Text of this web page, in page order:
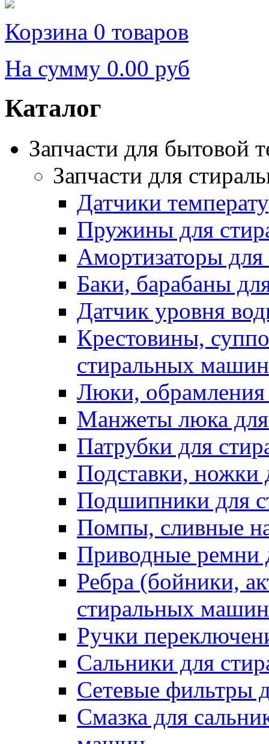
Корзина 0 товаров
На сумму 0.00 руб
Каталог
Запчасти для бытовой
Запчасти для
Датчики
Пружины для
Амортизаторы
Баки, барабаны
Датчик уровня
Крестовины,
стиральных машин
Люки, обрамления
Манжеты люка
Патрубки для
Подставки,
Подшипники для
Помпы, сливные
Приводные ремни
Ребра (бойники,
стиральных машин
Ручки
Сальники для
Сетевые фильтры
Смазка для